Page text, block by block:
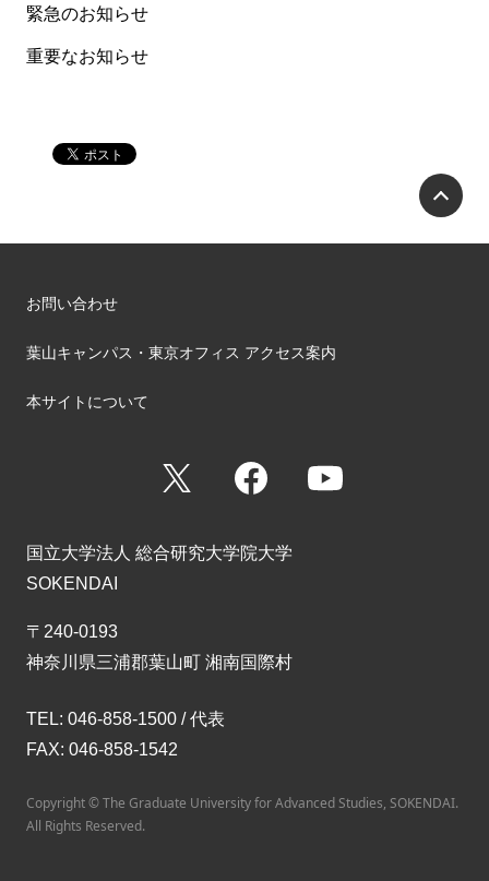
緊急のお知らせ
重要なお知らせ
お問い合わせ
葉山キャンパス・東京オフィス アクセス案内
本サイトについて
Facebook
国立大学法人 総合研究大学院大学
SOKENDAI
〒240-0193
神奈川県三浦郡葉山町 湘南国際村
TEL: 046-858-1500 / 代表
FAX: 046-858-1542
Copyright © The Graduate University for Advanced Studies, SOKENDAI.
All Rights Reserved.